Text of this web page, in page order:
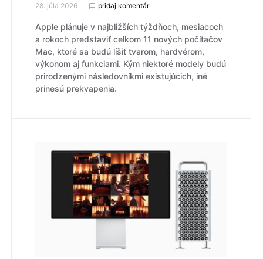
28. júla 2026 pridaj komentár
Apple plánuje v najbližších týždňoch, mesiacoch
a rokoch predstaviť celkom 11 nových počítačov
Mac, ktoré sa budú líšiť tvarom, hardvérom,
výkonom aj funkciami. Kým niektoré modely budú
prirodzenými následovníkmi existujúcich, iné
prinesú prekvapenia.